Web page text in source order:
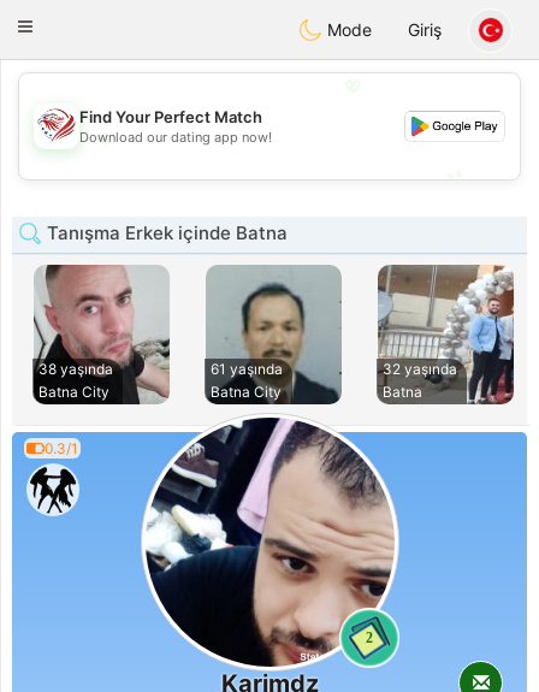
Dating
Toggle
Mode Giriş
💖
💕
Find Your Perfect Match
Download our dating app now!
Tanışma Erkek içinde Batna
38 yaşında
Batna City
61 yaşında
Batna City
32 yaşında
Batna
0.3/1
2
Karimdz